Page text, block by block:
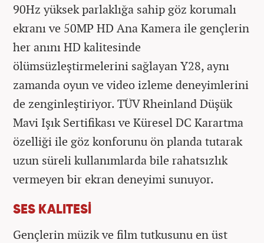
90Hz yüksek parlaklığa sahip göz korumalı
ekranı ve 50MP HD Ana Kamera ile gençlerin
her anını HD kalitesinde
ölümsüzleştirmelerini sağlayan Y28, aynı
zamanda oyun ve video izleme deneyimlerini
de zenginleştiriyor. TÜV Rheinland Düşük
Mavi Işık Sertifikası ve Küresel DC Karartma
özelliği ile göz konforunu ön planda tutarak
uzun süreli kullanımlarda bile rahatsızlık
vermeyen bir ekran deneyimi sunuyor.
SES KALITESİ
Gençlerin müzik ve film tutkusunu en üst